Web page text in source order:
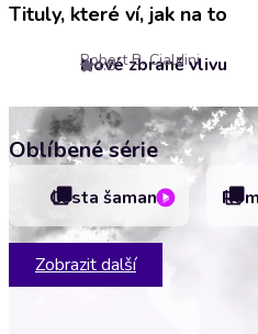
Tituly, které ví, jak na to
Nové zbraně vlivu
Robert B. Cialdini
4.8
Oblíbené série
Cesta šamana
Zobrazit další